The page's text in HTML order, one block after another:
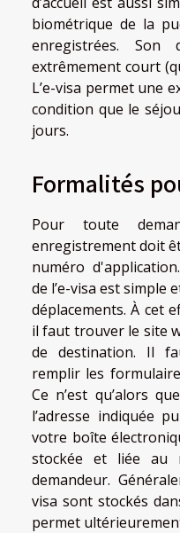
biométrique de la
enregistrées. Son
extrêmement court
L’e-visa permet une
condition que le
jours.
Formalités
Pour toute
enregistrement doit
numéro
de l’e-visa est simple
déplacements. À cet
il faut trouver le site
de destination. Il
remplir les
Ce n’est qu’alors
l’adresse indiquée
votre boîte
stockée et liée au
demandeur.
visa sont stockés
permet